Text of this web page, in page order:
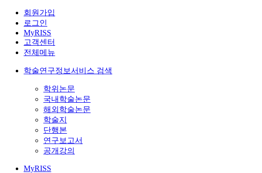
회원가입
로그인
MyRISS
고객센터
전체메뉴
학술연구정보서비스 검색
학위논문
국내학술논문
해외학술논문
학술지
단행본
연구보고서
공개강의
MyRISS